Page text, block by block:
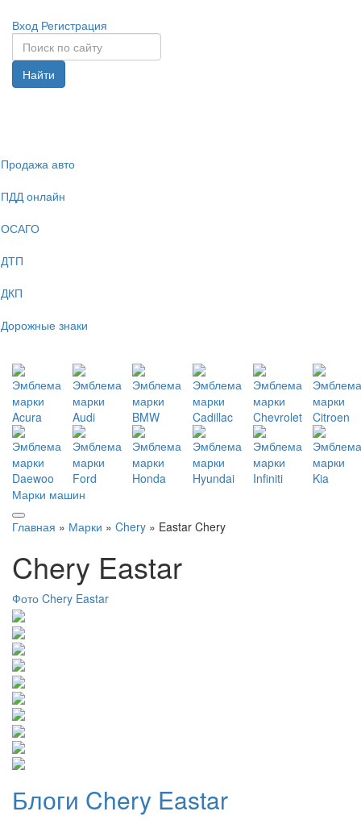
Вход Регистрация
Найти
Продажа авто
ПДД онлайн
ОСАГО
ДТП
ДКП
Дорожные знаки
Марки машин
Главная » Марки » Chery » Eastar Chery
Chery Eastar
Фото Chery Eastar
Блоги Chery Eastar